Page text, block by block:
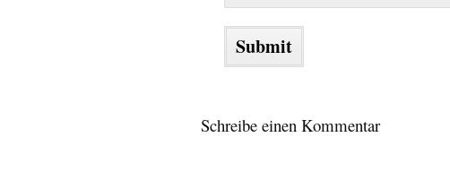
Schreibe einen Kommentar